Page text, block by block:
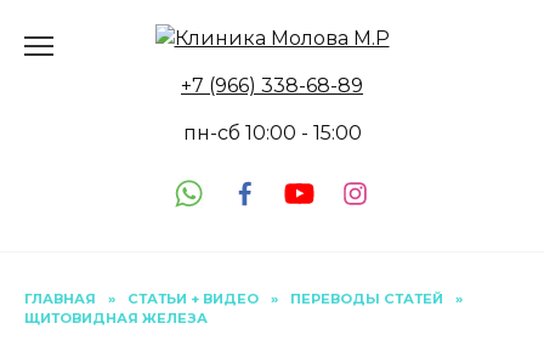
+7 (966) 338-68-89
пн-сб 10:00 - 15:00
ГЛАВНАЯ » СТАТЬИ + ВИДЕО » ПЕРЕВОДЫ СТАТЕЙ
»
ЩИТОВИДНАЯ ЖЕЛЕЗА